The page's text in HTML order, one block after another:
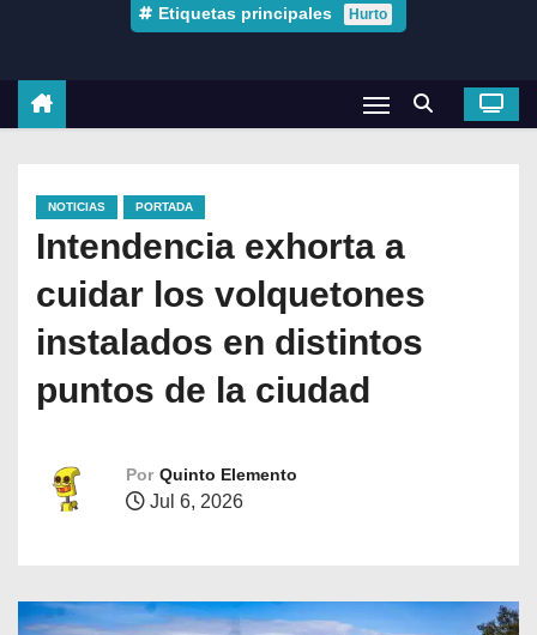
Etiquetas principales Hurto
NOTICIAS PORTADA
Intendencia exhorta a
cuidar los volquetones
instalados en distintos
puntos de la ciudad
Por Quinto Elemento
Jul 6, 2026